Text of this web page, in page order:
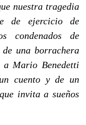
nuestra tragedia
de ejercicio de
condenados de
una borrachera
Mario Benedetti
cuento y de un
invita a sueños